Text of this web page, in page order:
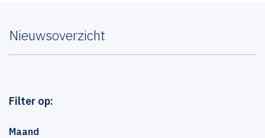
Nieuwsoverzicht
Filter op:
Maand